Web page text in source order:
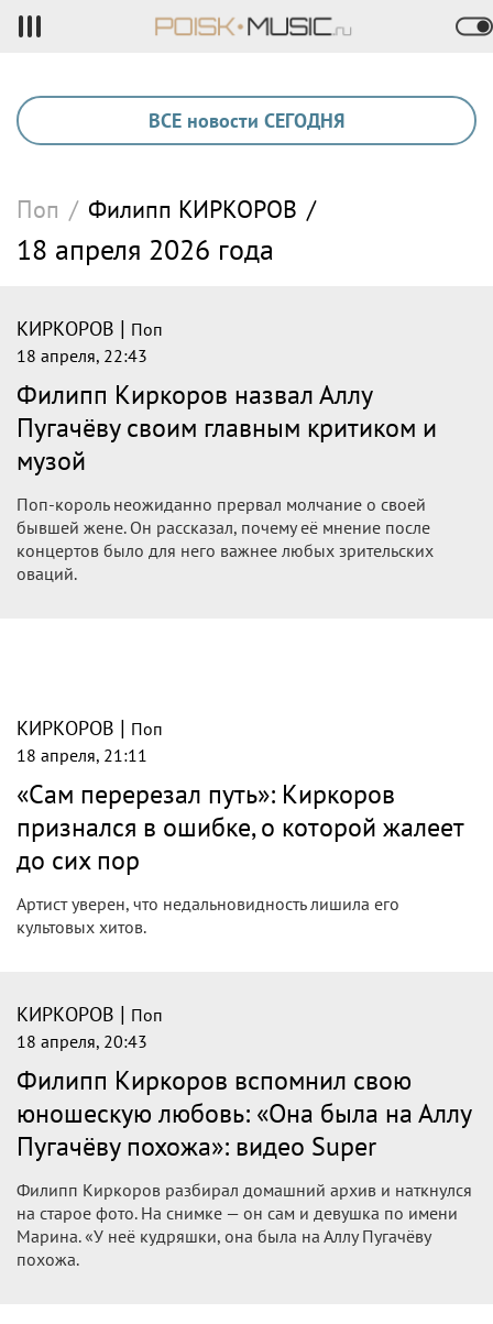
ВСЕ новости СЕГОДНЯ
Поп / Филипп КИРКОРОВ /
18 апреля 2026 года
КИРКОРОВ | Поп
18 апреля, 22:43
Филипп Киркоров назвал Аллу
Пугачёву своим главным критиком и
музой
Поп-король неожиданно прервал молчание о своей
бывшей жене. Он рассказал, почему её мнение после
концертов было для него важнее любых зрительских
оваций.